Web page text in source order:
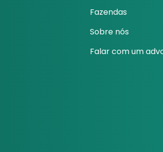
Fazendas
Sobre nós
Falar com um